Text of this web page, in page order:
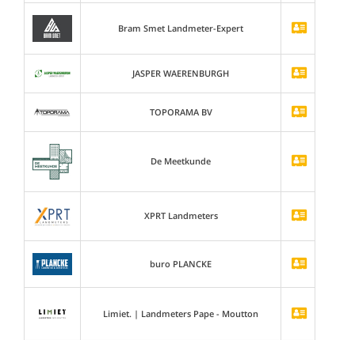
Bram Smet Landmeter-Expert
JASPER WAERENBURGH
TOPORAMA BV
De Meetkunde
XPRT Landmeters
buro PLANCKE
Limiet. | Landmeters Pape - Moutton